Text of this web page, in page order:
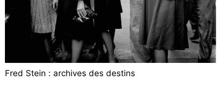
Fred Stein : archives des destins